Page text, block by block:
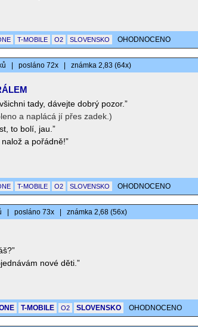
T-MOBILE O2 SLOVENSKO OHODNOCENO
posláno 72x známka 2,83 (64x)
tady, dávejte dobrý pozor.”
a naplácá jí přes zadek.)
to bolí, jau.”
nalož a pořádně!”
T-MOBILE O2 SLOVENSKO OHODNOCENO
posláno 73x známka 2,68 (56x)
nové děti.”
T-MOBILE O2 SLOVENSKO OHODNOCENO